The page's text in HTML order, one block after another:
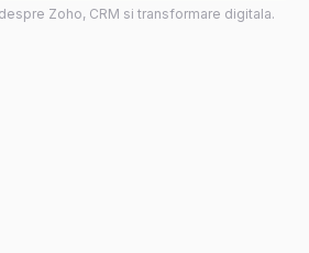
Zoho, CRM si transformare digitala.